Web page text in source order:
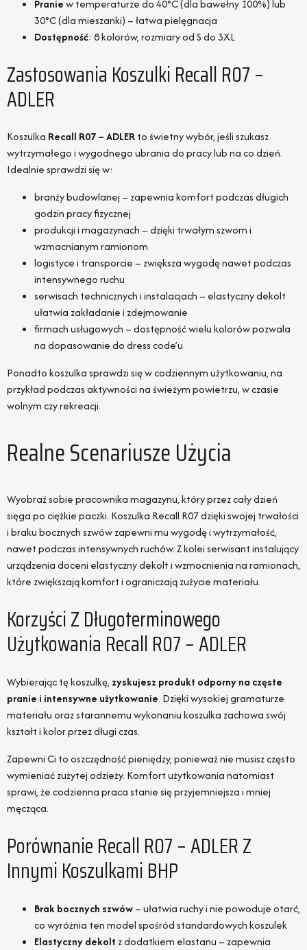
Praniew temperaturze do 40°C (dla bawełny 100%) lub
30°C (dla mieszanki) – łatwa pielęgnacja
Dostępność: 8 kolorów, rozmiary od S do 3XL
Zastosowania Koszulki Recall R07 –
ADLER
Koszulka Recall R07 – ADLERto świetny wybór, jeśli szukasz
wytrzymałego i wygodnego ubrania do pracy lub na co dzień.
Idealnie sprawdzi się w:
branży budowlanej – zapewnia komfort podczas długich
godzin pracy fizycznej
produkcji i magazynach – dzięki trwałym szwom i
wzmacnianym ramionom
logistyce i transporcie – zwiększa wygodę nawet podczas
intensywnego ruchu
serwisach technicznych i instalacjach – elastyczny dekolt
ułatwia zakładanie i zdejmowanie
firmach usługowych – dostępność wielu kolorów pozwala
na dopasowanie do dress code’u
Ponadto koszulka sprawdzi się w codziennym użytkowaniu, na
przykład podczas aktywności na świeżym powietrzu, w czasie
wolnym czy rekreacji.
Realne Scenariusze Użycia
Wyobraź sobie pracownika magazynu, który przez cały dzień
sięga po ciężkie paczki. Koszulka Recall R07 dzięki swojej trwałości
i braku bocznych szwów zapewni mu wygodę i wytrzymałość,
nawet podczas intensywnych ruchów. Z kolei serwisant instalujący
urządzenia doceni elastyczny dekolt i wzmocnienia na ramionach,
które zwiększają komfort i ograniczają zużycie materiału.
Korzyści Z Długoterminowego
Użytkowania Recall R07 – ADLER
Wybierając tę koszulkę, zyskujesz produkt odporny na częste
pranie i intensywne użytkowanie. Dzięki wysokiej gramaturze
materiału oraz starannemu wykonaniu koszulka zachowa swój
kształt i kolor przez długi czas.
Zapewni Ci to oszczędność pieniędzy, ponieważ nie musisz często
wymieniać zużytej odzieży. Komfort użytkowania natomiast
sprawi, że codzienna praca stanie się przyjemniejsza i mniej
męcząca.
Porównanie Recall R07 – ADLER Z
Innymi Koszulkami BHP
Brak bocznych szwów– ułatwia ruchy i nie powoduje otarć,
co wyróżnia ten model spośród standardowych koszulek
Elastyczny dekolt z dodatkiem elastanu – zapewnia